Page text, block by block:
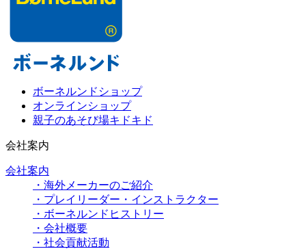
ボーネルンドショップ
オンラインショップ
親子のあそび場キドキド
会社案内
会社案内
・海外メーカーのご紹介
・プレイリーダー・インストラクター
・ボーネルンドヒストリー
・会社概要
・社会貢献活動